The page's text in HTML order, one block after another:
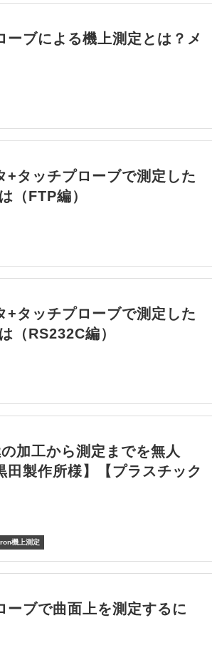
ブによる機上測定とは？メ
+タッチプローブで測定した
（FTP編）
+タッチプローブで測定した
（RS232C編）
加工から測定までを無人
製作所様】【プラスチック
機上測定
ーブで曲面上を測定するに